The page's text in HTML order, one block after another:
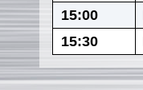
15:00
15:30